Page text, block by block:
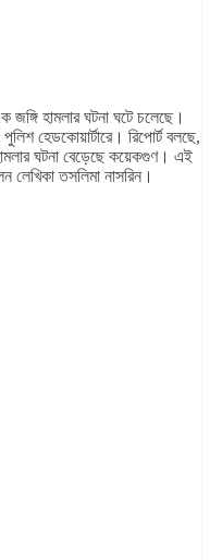
হামলার ঘটনা ঘটে চলেছে।
হেডকোয়ার্টারে। রিপোর্ট বলছে,
ঘটনা বেড়েছে কয়েকগুণ। এই
লেখিকা তসলিমা নাসরিন।